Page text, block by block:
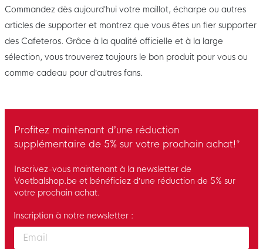
Commandez dès aujourd’hui votre maillot, écharpe ou autres
articles de supporter et montrez que vous êtes un fier supporter
des Cafeteros. Grâce à la qualité officielle et à la large
sélection, vous trouverez toujours le bon produit pour vous ou
comme cadeau pour d’autres fans.
Profitez maintenant d’une réduction
supplémentaire de 5% sur votre prochain achat!*
Inscrivez-vous maintenant à la newsletter de
Voetbalshop.be et bénéficiez d’une réduction de 5% sur
votre prochain achat.
Enter your email and accept the privacy policy to subscribe to
Inscription à notre newsletter :